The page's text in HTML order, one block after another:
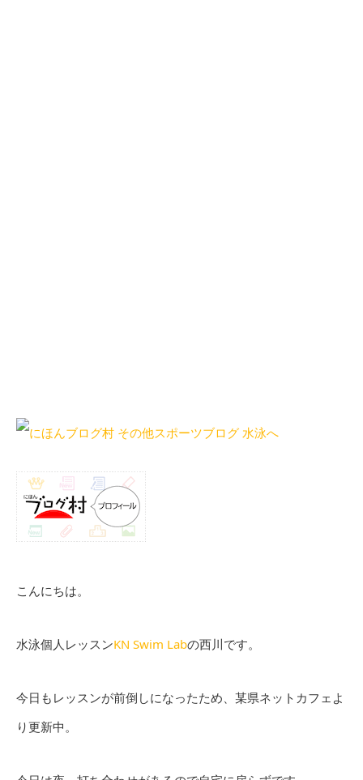
こんにちは。
水泳個人レッスンKN Swim Labの西川です。
今日もレッスンが前倒しになったため、某県ネットカフェよ
り更新中。